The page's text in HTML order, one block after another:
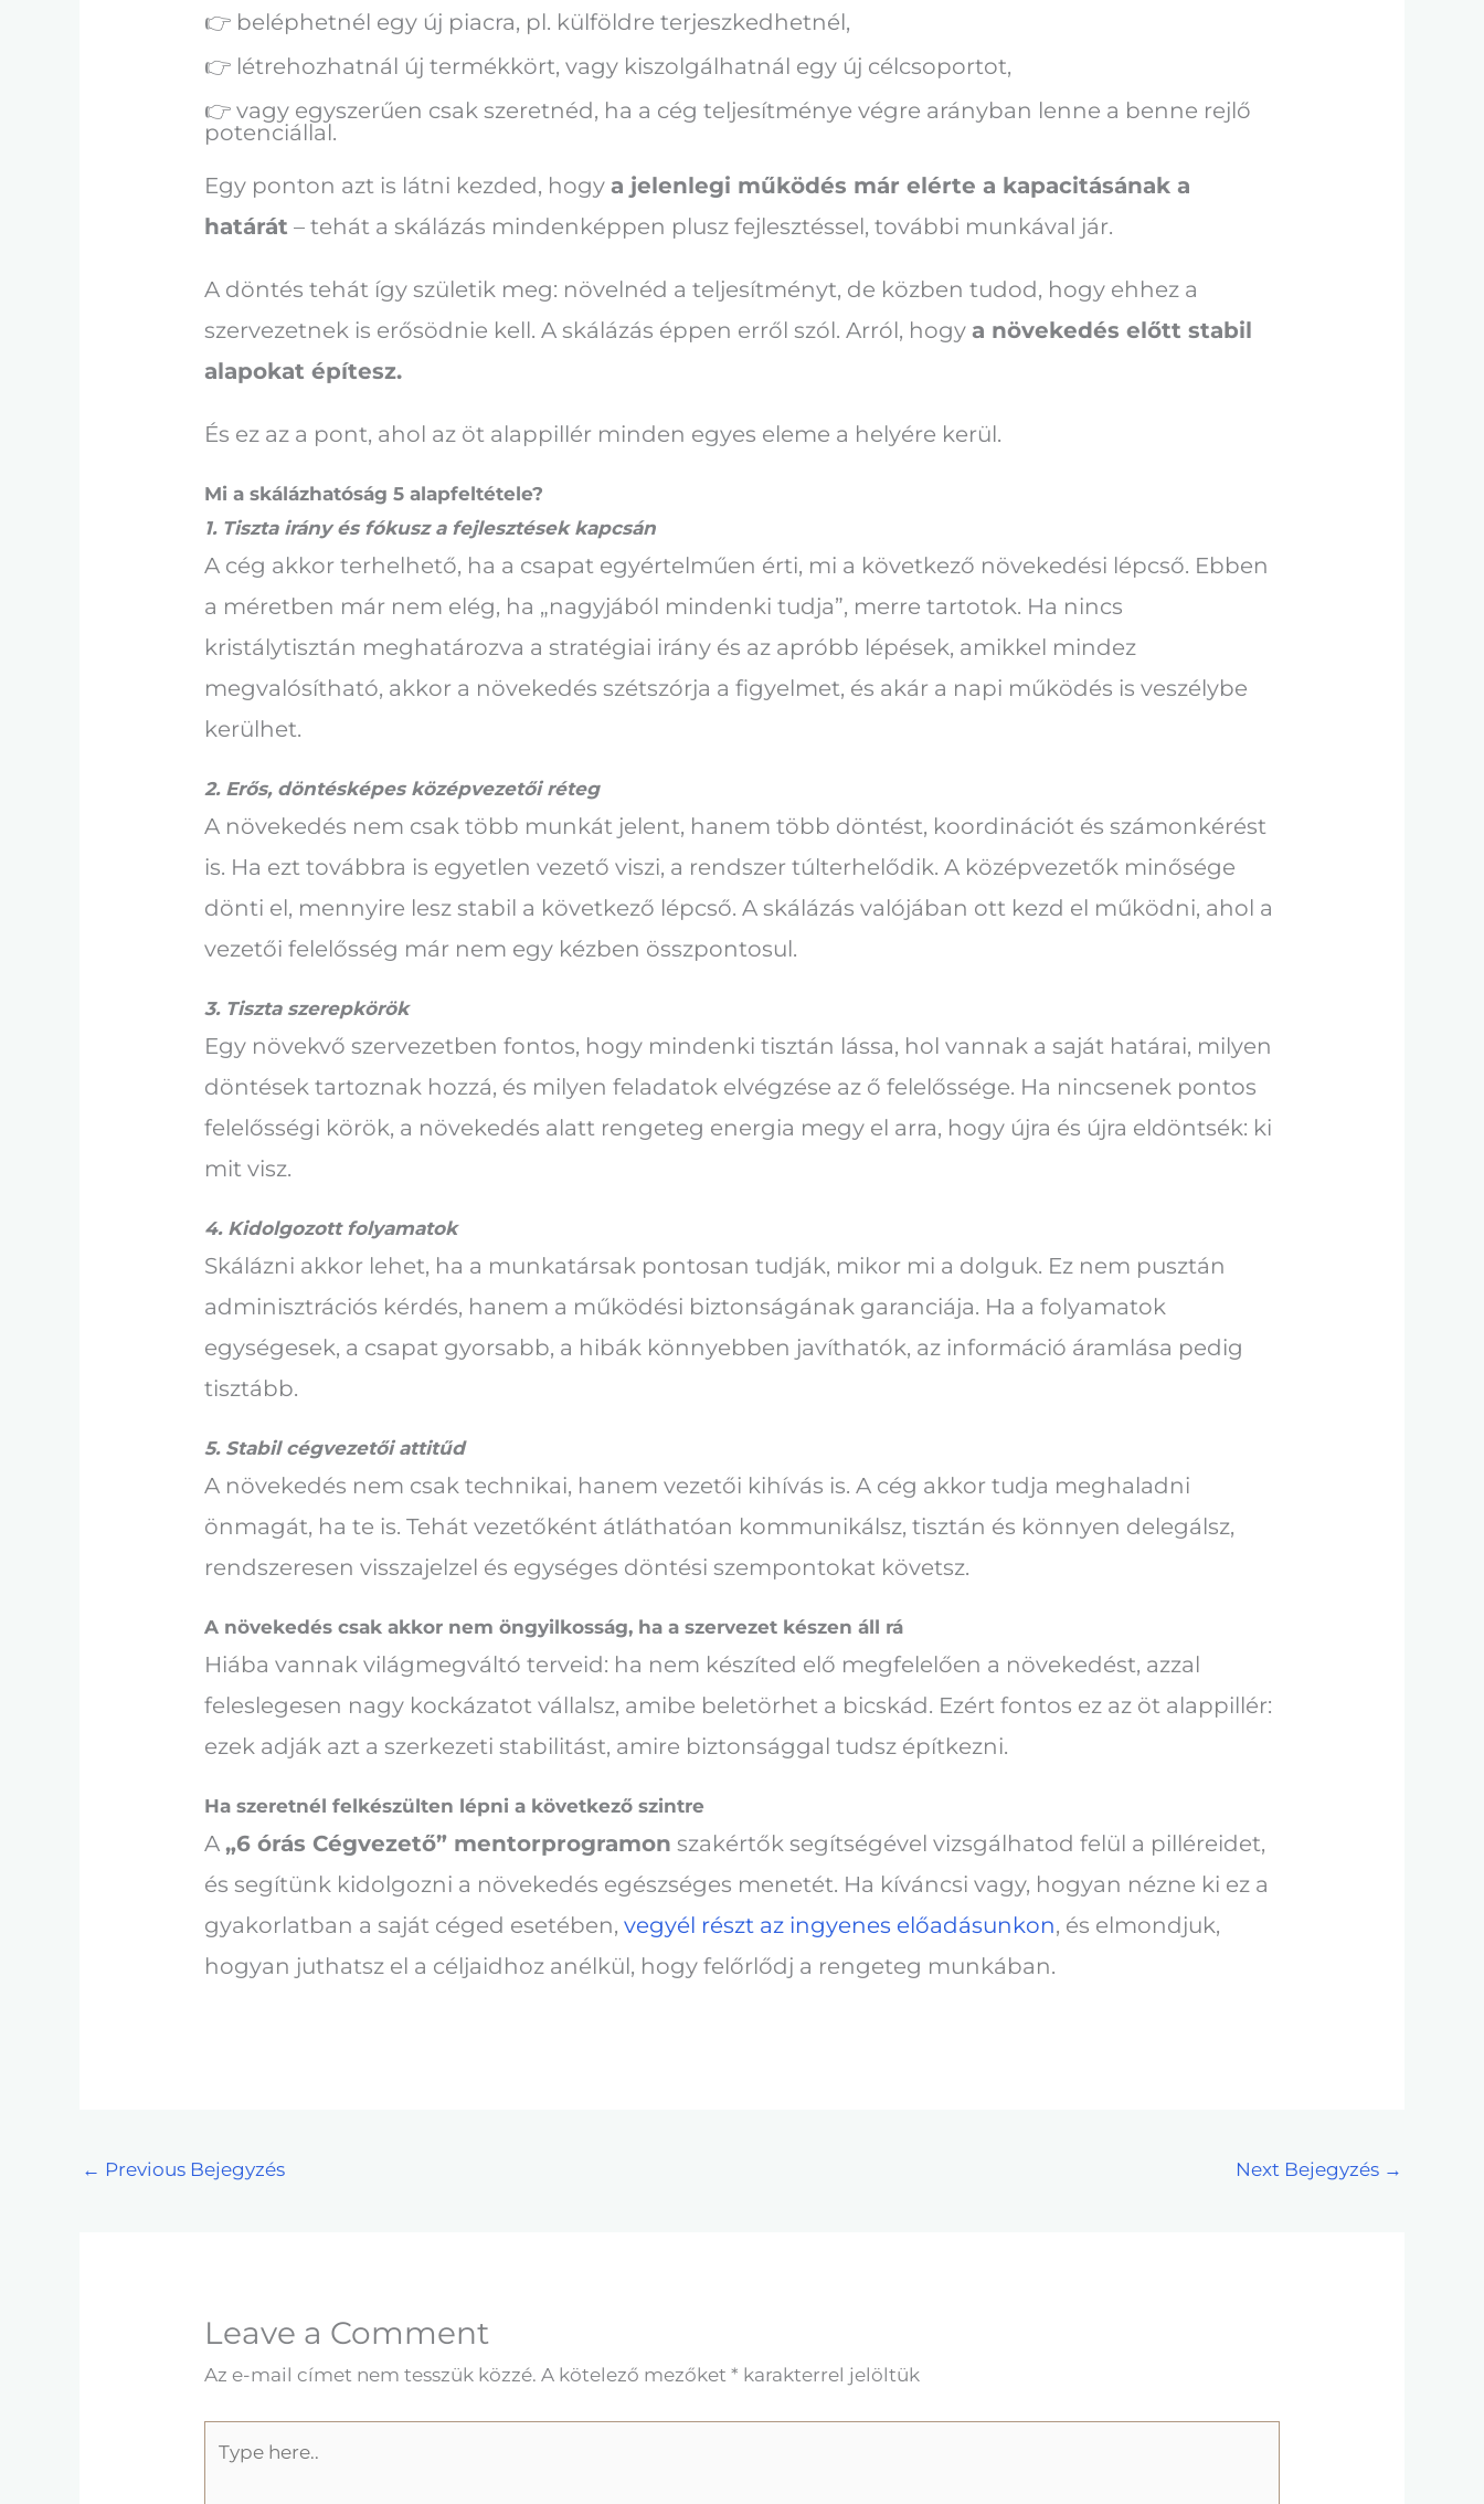
👉 beléphetnél egy új piacra, pl. külföldre terjeszkedhetnél,
👉 létrehozhatnál új termékkört, vagy kiszolgálhatnál egy új célcsoportot,
👉 vagy egyszerűen csak szeretnéd, ha a cég teljesítménye végre arányban lenne a benne rejlő
potenciállal.
Egy ponton azt is látni kezded, hogya jelenlegi működés már elérte a kapacitásának a
határát – tehát a skálázás mindenképpen plusz fejlesztéssel, további munkával jár.
A döntés tehát így születik meg: növelnéd a teljesítményt, de közben tudod, hogy ehhez a
szervezetnek is erősödnie kell. A skálázás éppen erről szól. Arról, hogya növekedés előtt stabil
alapokat építesz.
És ez az a pont, ahol az öt alappillér minden egyes eleme a helyére kerül.
Mi a skálázhatóság 5 alapfeltétele?
1. Tiszta irány és fókusz a fejlesztések kapcsán
A cég akkor terhelhető, ha a csapat egyértelműen érti, mi a következő növekedési lépcső. Ebben
a méretben már nem elég, ha „nagyjából mindenki tudja”, merre tartotok. Ha nincs
kristálytisztán meghatározva a stratégiai irány és az apróbb lépések, amikkel mindez
megvalósítható, akkor a növekedés szétszórja a figyelmet, és akár a napi működés is veszélybe
kerülhet.
2. Erős, döntésképes középvezetői réteg
A növekedés nem csak több munkát jelent, hanem több döntést, koordinációt és számonkérést
is. Ha ezt továbbra is egyetlen vezető viszi, a rendszer túlterhelődik. A középvezetők minősége
dönti el, mennyire lesz stabil a következő lépcső. A skálázás valójában ott kezd el működni, ahol a
vezetői felelősség már nem egy kézben összpontosul.
3. Tiszta szerepkörök
Egy növekvő szervezetben fontos, hogy mindenki tisztán lássa, hol vannak a saját határai, milyen
döntések tartoznak hozzá, és milyen feladatok elvégzése az ő felelőssége. Ha nincsenek pontos
felelősségi körök, a növekedés alatt rengeteg energia megy el arra, hogy újra és újra eldöntsék: ki
mit visz.
4. Kidolgozott folyamatok
Skálázni akkor lehet, ha a munkatársak pontosan tudják, mikor mi a dolguk. Ez nem pusztán
adminisztrációs kérdés, hanem a működési biztonságának garanciája. Ha a folyamatok
egységesek, a csapat gyorsabb, a hibák könnyebben javíthatók, az információ áramlása pedig
tisztább.
5. Stabil cégvezetői attitűd
A növekedés nem csak technikai, hanem vezetői kihívás is. A cég akkor tudja meghaladni
önmagát, ha te is. Tehát vezetőként átláthatóan kommunikálsz, tisztán és könnyen delegálsz,
rendszeresen visszajelzel és egységes döntési szempontokat követsz.
A növekedés csak akkor nem öngyilkosság, ha a szervezet készen áll rá
Hiába vannak világmegváltó terveid: ha nem készíted elő megfelelően a növekedést, azzal
feleslegesen nagy kockázatot vállalsz, amibe beletörhet a bicskád. Ezért fontos ez az öt alappillér:
ezek adják azt a szerkezeti stabilitást, amire biztonsággal tudsz építkezni.
Ha szeretnél felkészülten lépni a következő szintre
A„6 órás Cégvezető” mentorprogramon szakértők segítségével vizsgálhatod felül a pilléreidet,
és segítünk kidolgozni a növekedés egészséges menetét. Ha kíváncsi vagy, hogyan nézne ki ez a
gyakorlatban a saját céged esetében,vegyél részt az ingyenes előadásunkon, és elmondjuk,
hogyan juthatsz el a céljaidhoz anélkül, hogy felőrlődj a rengeteg munkában.
← Previous Bejegyzés Next Bejegyzés →
Leave a Comment
Az e-mail címet nem tesszük közzé. A kötelező mezőket* karakterrel jelöltük
here..